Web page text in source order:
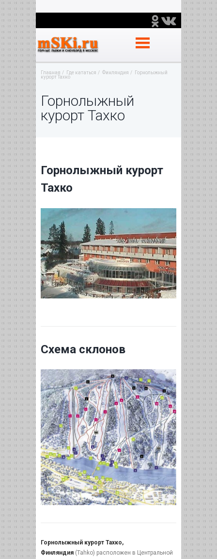
Главная Где кататься Финляндия
Горнолыжный
курорт Тахко
Горнолыжный
курорт Тахко
Горнолыжный курорт
Тахко
Схема склонов
Горнолыжный курорт Тахко,
Финляндия (Tahko) расположен в Центральной